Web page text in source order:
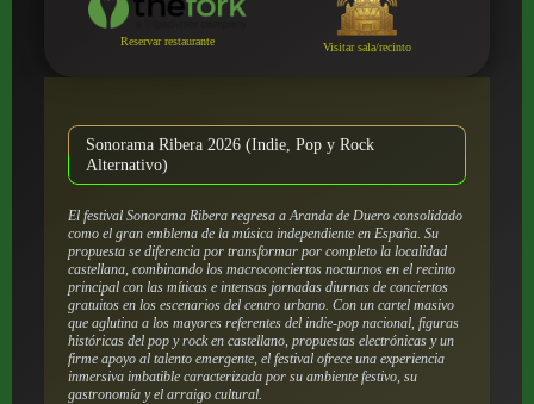
Reservar restaurante Visitar sala/recinto
Sonorama Ribera 2026 (Indie, Pop y Rock
Alternativo)
El festival Sonorama Ribera regresa a Aranda de Duero consolidado
como el gran emblema de la música independiente en España. Su
propuesta se diferencia por transformar por completo la localidad
castellana, combinando los macroconciertos nocturnos en el recinto
principal con las míticas e intensas jornadas diurnas de conciertos
gratuitos en los escenarios del centro urbano. Con un cartel masivo
que aglutina a los mayores referentes del indie-pop nacional, figuras
históricas del pop y rock en castellano, propuestas electrónicas y un
firme apoyo al talento emergente, el festival ofrece una experiencia
inmersiva imbatible caracterizada por su ambiente festivo, su
gastronomía y el arraigo cultural.